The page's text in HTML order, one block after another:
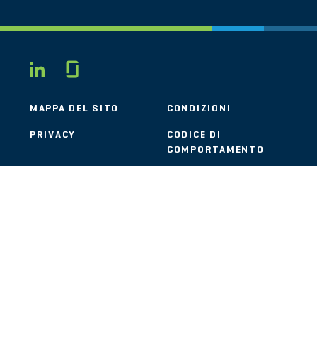
LINKEDIN
MAPPA DEL SITO CONDIZIONI
PRIVACY
CODICE DI
COMPORTAMENTO